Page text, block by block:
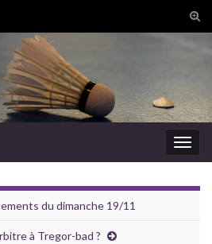
du dimanche 19/11
à Tregor-bad ?